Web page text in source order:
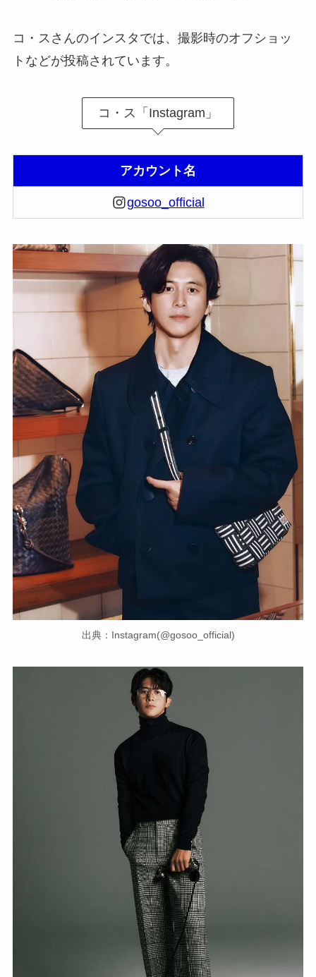
コ・スさんのインスタでは、撮影時のオフショッ
トなどが投稿されています。
コ・ス「Instagram」
アカウント名
gosoo_official
出典：Instagram(@gosoo_official)